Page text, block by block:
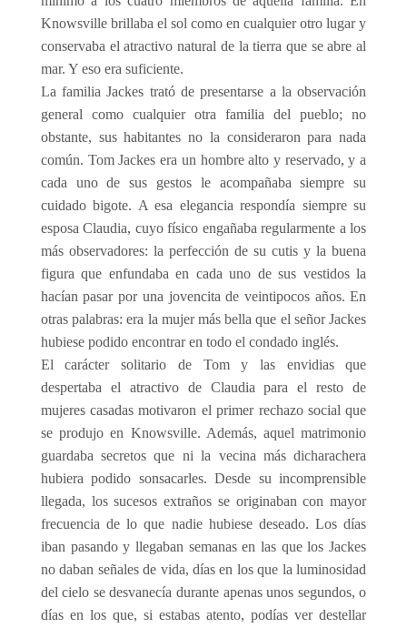
Knowsville brillaba el sol como en cualquier otro lugar y
conservaba el atractivo natural de la tierra que se abre al
mar. Y eso era suficiente.
La familia Jackes trató de presentarse a la observación
general como cualquier otra familia del pueblo; no
obstante, sus habitantes no la consideraron para nada
común. Tom Jackes era un hombre alto y reservado, y a
cada uno de sus gestos le acompañaba siempre su
cuidado bigote. A esa elegancia respondía siempre su
esposa Claudia, cuyo físico engañaba regularmente a los
más observadores: la perfección de su cutis y la buena
figura que enfundaba en cada uno de sus vestidos la
hacían pasar por una jovencita de veintipocos años. En
otras palabras: era la mujer más bella que el señor Jackes
hubiese podido encontrar en todo el condado inglés.
El carácter solitario de Tom y las envidias que
despertaba el atractivo de Claudia para el resto de
mujeres casadas motivaron el primer rechazo social que
se produjo en Knowsville. Además, aquel matrimonio
guardaba secretos que ni la vecina más dicharachera
hubiera podido sonsacarles. Desde su incomprensible
llegada, los sucesos extraños se originaban con mayor
frecuencia de lo que nadie hubiese deseado. Los días
iban pasando y llegaban semanas en las que los Jackes
no daban señales de vida, días en los que la luminosidad
del cielo se desvanecía durante apenas unos segundos, o
días en los que, si estabas atento, podías ver destellar